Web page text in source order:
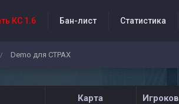
КС 1.6 Бан-лист Статистика
/ Demo для СТРАХ
Карта Игроков